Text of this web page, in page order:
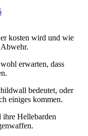
kosten wird und wie
erwarten, dass
bedeutet, oder
einiges kommen.
Hellebarden